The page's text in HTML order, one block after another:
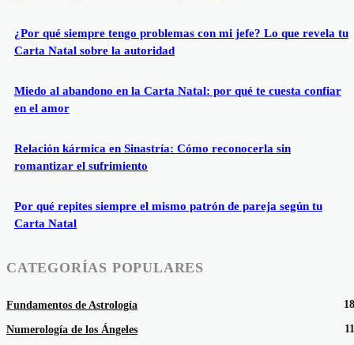
¿Por qué siempre tengo problemas con mi jefe? Lo que revela tu
Carta Natal sobre la autoridad
Miedo al abandono en la Carta Natal: por qué te cuesta confiar
en el amor
Relación kármica en Sinastría: Cómo reconocerla sin
romantizar el sufrimiento
Por qué repites siempre el mismo patrón de pareja según tu
Carta Natal
CATEGORÍAS POPULARES
Fundamentos de Astrología
Numerología de los Ángeles